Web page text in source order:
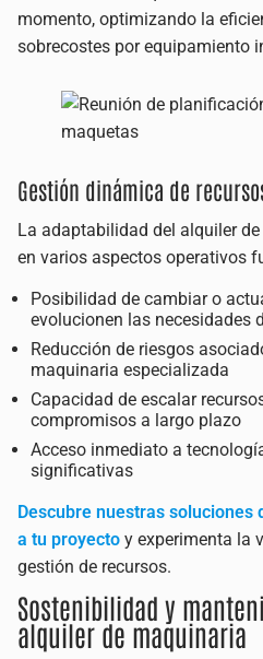
momento, optimizando la
sobrecostes por equipamiento
Gestión dinámica de
La adaptabilidad del alquiler
en varios aspectos operativos
Posibilidad de cambiar o
evolucionen las necesidades
Reducción de riesgos
maquinaria especializada
Capacidad de escalar
compromisos a largo plazo
Acceso inmediato a
significativas
Descubre nuestras
a tu proyecto y experimenta la
gestión de recursos.
Sostenibilidad y
alquiler de maquinaria